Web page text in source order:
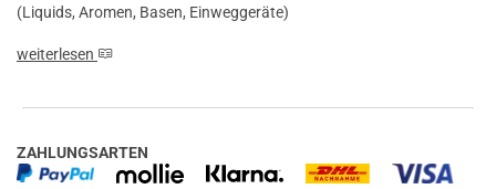
(Liquids, Aromen, Basen, Einweggeräte)
weiterlesen
ZAHLUNGSARTEN